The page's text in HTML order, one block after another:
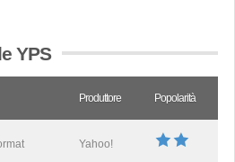
YPS
Produttore Popolarità
Yahoo!